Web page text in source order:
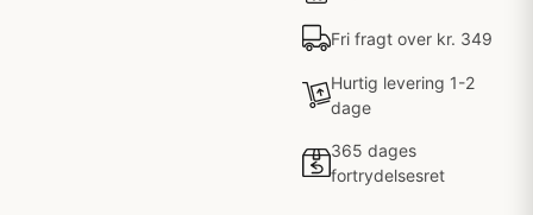
Fri fragt over kr. 349
Hurtig levering 1-2
dage
365 dages
fortrydelsesret